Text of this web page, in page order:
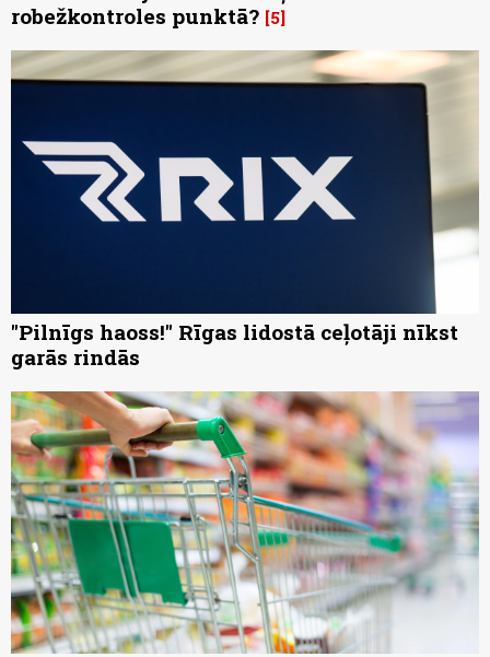
robežkontroles punktā? 5
"Pilnīgs haoss!" Rīgas lidostā ceļotāji nīkst
garās rindās